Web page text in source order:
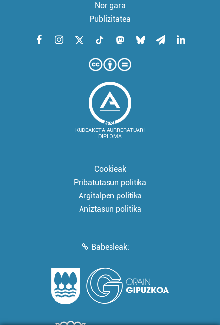
Nor gara
Publizitatea
KUDEAKETA AURRERATUARI
DIPLOMA
Cookieak
Pribatutasun politika
Argitalpen politika
Aniztasun politika
Babesleak: